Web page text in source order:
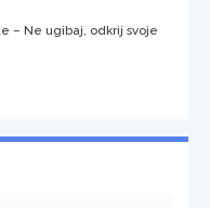
– Ne ugibaj, odkrij svoje